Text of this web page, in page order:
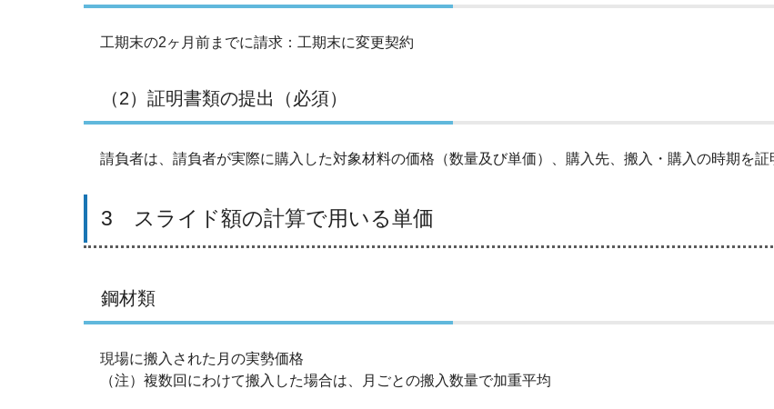
工期末の2ヶ月前までに請求：工期末に変更契約
（2）証明書類の提出（必須）
請負者は、請負者が実際に購入した対象材料の価格（数量及び単価）、購入先、搬入・購入の時期を証
3 スライド額の計算で用いる単価
鋼材類
現場に搬入された月の実勢価格
（注）複数回にわけて搬入した場合は、月ごとの搬入数量で加重平均